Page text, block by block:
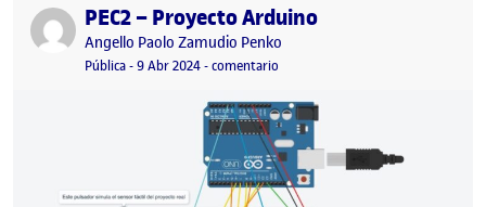
Publicado porPEC2 – Proyecto Arduino
Publicado por
Angello Paolo Zamudio Penko
Visibilidad:
Pública-Fecha de publicación
9 Abr 20249 abril, 2024 11:30 pm
-comentario